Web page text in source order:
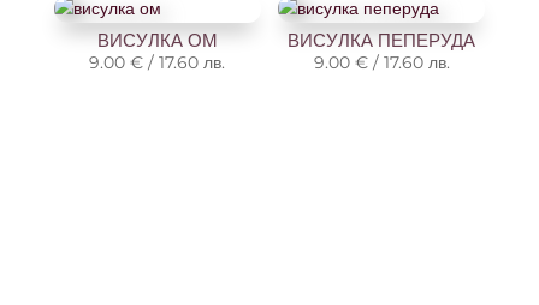
ВИСУЛКА ОМ
9.00€ /17.60лв.
ВИСУЛКА ПЕПЕРУДА
9.00 € / 17.60 лв.